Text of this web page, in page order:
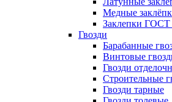
Медные
Заклепки
Гвозди
Барабанные
Винтовые
Гвозди
Строительные
Гвозди тарные